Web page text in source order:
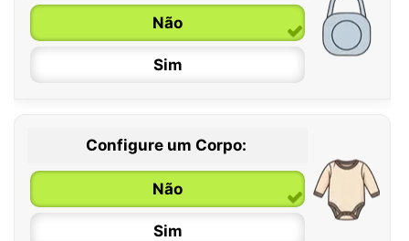
Não
Sim
Configure um Corpo:
Não
Sim